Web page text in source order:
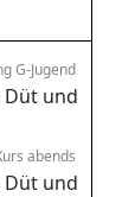
G-Jugend
und
abends
und